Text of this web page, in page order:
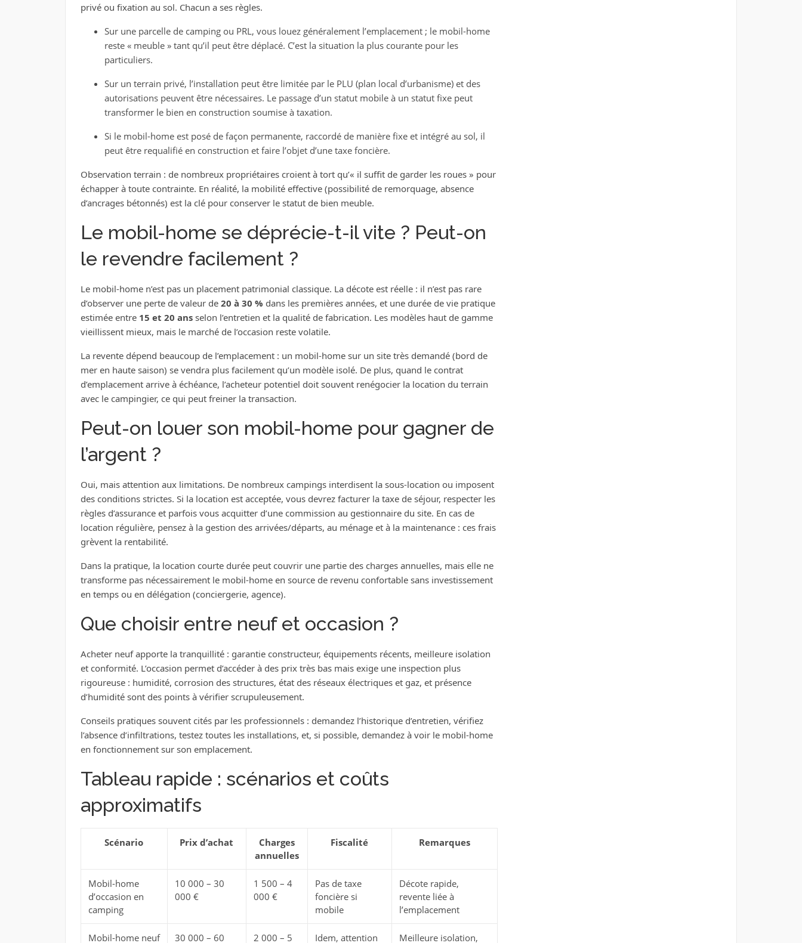
privé ou fixation au sol. Chacun a ses règles.
Sur une parcelle de camping ou PRL, vous louez généralement l’emplacement ; le mobil-home
reste « meuble » tant qu’il peut être déplacé. C’est la situation la plus courante pour les
particuliers.
Sur un terrain privé, l’installation peut être limitée par le PLU (plan local d’urbanisme) et des
autorisations peuvent être nécessaires. Le passage d’un statut mobile à un statut fixe peut
transformer le bien en construction soumise à taxation.
Si le mobil-home est posé de façon permanente, raccordé de manière fixe et intégré au sol, il
peut être requalifié en construction et faire l’objet d’une taxe foncière.
Observation terrain : de nombreux propriétaires croient à tort qu’« il suffit de garder les roues » pour
échapper à toute contrainte. En réalité, la mobilité effective (possibilité de remorquage, absence
d’ancrages bétonnés) est la clé pour conserver le statut de bien meuble.
Le mobil-home se déprécie-t-il vite ? Peut-on
le revendre facilement ?
Le mobil-home n’est pas un placement patrimonial classique. La décote est réelle : il n’est pas rare
d’observer une perte de valeur de 20 à 30 % dans les premières années, et une durée de vie pratique
estimée entre 15 et 20 ansselon l’entretien et la qualité de fabrication. Les modèles haut de gamme
vieillissent mieux, mais le marché de l’occasion reste volatile.
La revente dépend beaucoup de l’emplacement : un mobil-home sur un site très demandé (bord de
mer en haute saison) se vendra plus facilement qu’un modèle isolé. De plus, quand le contrat
d’emplacement arrive à échéance, l’acheteur potentiel doit souvent renégocier la location du terrain
avec le campingier, ce qui peut freiner la transaction.
Peut-on louer son mobil-home pour gagner de
l’argent ?
Oui, mais attention aux limitations. De nombreux campings interdisent la sous-location ou imposent
des conditions strictes. Si la location est acceptée, vous devrez facturer la taxe de séjour, respecter les
règles d’assurance et parfois vous acquitter d’une commission au gestionnaire du site. En cas de
location régulière, pensez à la gestion des arrivées/départs, au ménage et à la maintenance : ces frais
grèvent la rentabilité.
Dans la pratique, la location courte durée peut couvrir une partie des charges annuelles, mais elle ne
transforme pas nécessairement le mobil-home en source de revenu confortable sans investissement
en temps ou en délégation (conciergerie, agence).
Que choisir entre neuf et occasion ?
Acheter neuf apporte la tranquillité : garantie constructeur, équipements récents, meilleure isolation
et conformité. L’occasion permet d’accéder à des prix très bas mais exige une inspection plus
rigoureuse : humidité, corrosion des structures, état des réseaux électriques et gaz, et présence
d’humidité sont des points à vérifier scrupuleusement.
Conseils pratiques souvent cités par les professionnels : demandez l’historique d’entretien, vérifiez
l’absence d’infiltrations, testez toutes les installations, et, si possible, demandez à voir le mobil-home
en fonctionnement sur son emplacement.
Tableau rapide : scénarios et coûts
approximatifs
Scénario Prix d’achat
Charges
annuelles
Fiscalité Remarques
Mobil-home
d’occasion en
camping
10 000 – 30
000 €
1 500 – 4
000 €
Pas de taxe
foncière si
mobile
Décote rapide,
revente liée à
l’emplacement
Mobil-home neuf 30 000 – 60 2 000 – 5 Idem, attention Meilleure isolation,